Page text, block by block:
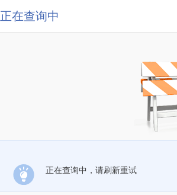
正在查询中
正在查询中，请刷新重试